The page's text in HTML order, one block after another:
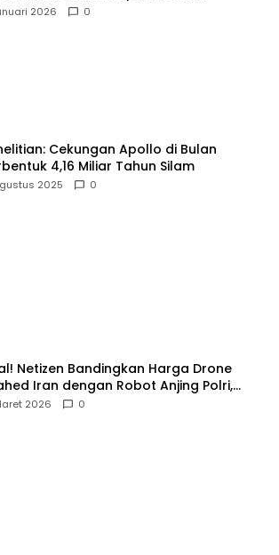
2026 0
Cekungan Apollo di Bulan
4,16 Miliar Tahun Silam
2025 0
Netizen Bandingkan Harga Drone
Iran dengan Robot Anjing Polri,
Capai 5 Kali Lipat
2026 0